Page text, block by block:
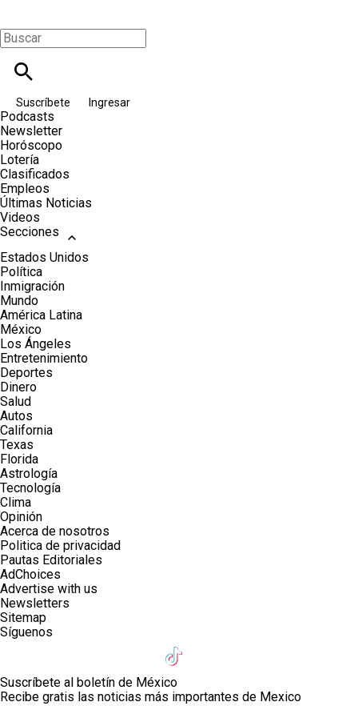
Suscríbete Ingresar
Podcasts
Newsletter
Horóscopo
Lotería
Clasificados
Empleos
Últimas Noticias
Videos
Secciones
Estados Unidos
Política
Inmigración
Mundo
América Latina
México
Los Ángeles
Entretenimiento
Deportes
Dinero
Salud
Autos
California
Texas
Florida
Astrología
Tecnología
Clima
Opinión
Acerca de nosotros
Politica de privacidad
Pautas Editoriales
AdChoices
Advertise with us
Newsletters
Sitemap
Síguenos
Suscríbete al boletín de México
Recibe gratis las noticias más importantes de Mexico